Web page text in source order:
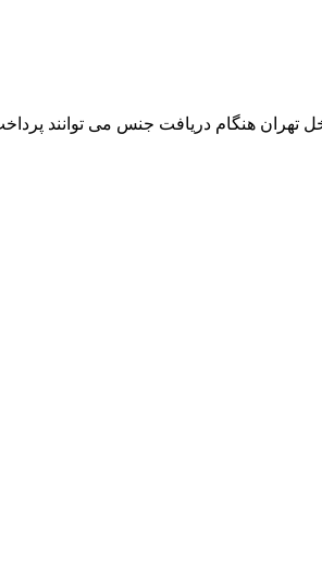
هنگام دریافت جنس می توانند